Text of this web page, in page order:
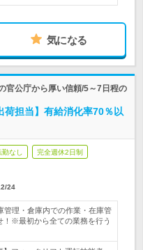
気になる
官公庁から厚い信頼/5～7日程の
荷担当】有給消化率70％以
勤なし 完全週休2日制
24
管理・倉庫内での作業・在庫管
！※最初から全ての業務を行う